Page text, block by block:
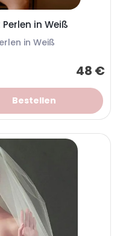
in Weiß
in Weiß
48 €